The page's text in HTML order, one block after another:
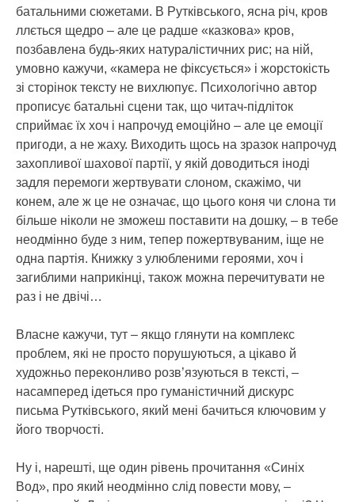
батальними сюжетами. В Рутківського, ясна річ, кров
ллється щедро – але це радше «казкова» кров,
позбавлена будь-яких натуралістичних рис; на ній,
умовно кажучи, «камера не фіксується» і жорстокість
зі сторінок тексту не вихлюпує. Психологічно автор
прописує батальні сцени так, що читач-підліток
сприймає їх хоч і напрочуд емоційно – але це емоції
пригоди, а не жаху. Виходить щось на зразок напрочуд
захопливої шахової партії, у якій доводиться іноді
задля перемоги жертвувати слоном, скажімо, чи
конем, але ж це не означає, що цього коня чи слона ти
більше ніколи не зможеш поставити на дошку, – в тебе
неодмінно буде з ним, тепер пожертвуваним, іще не
одна партія. Книжку з улюбленими героями, хоч і
загиблими наприкінці, також можна перечитувати не
раз і не двічі…
Власне кажучи, тут – якщо глянути на комплекс
проблем, які не просто порушуються, а цікаво й
художньо переконливо розв’язуються в тексті, –
насамперед ідеться про гуманістичний дискурс
письма Рутківського, який мені бачиться ключовим у
його творчості.
Ну і, нарешті, ще один рівень прочитання «Синіх
Вод», про який неодмінно слід повести мову, –